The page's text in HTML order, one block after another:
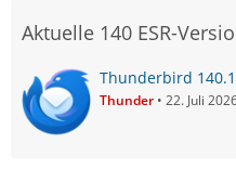
Aktuelle 140 ESR-
Thunderbird
Thunder 22. Juli